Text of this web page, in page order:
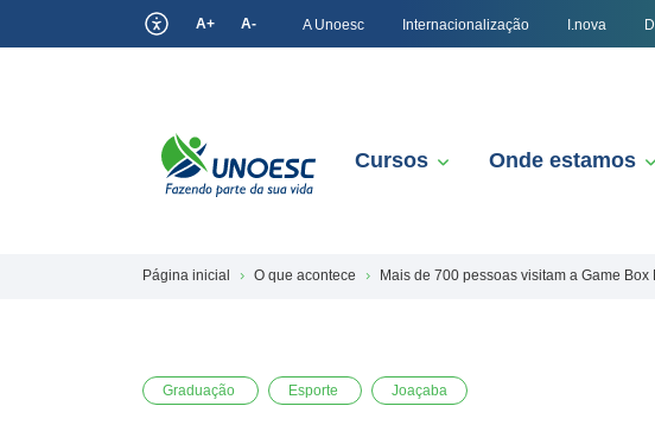
A+ A- A Unoesc Internacionalização I.nova
Cursos Onde estamos
Página inicial O que acontece Mais de 700 pessoas visitam a Game
Graduação Esporte Joaçaba